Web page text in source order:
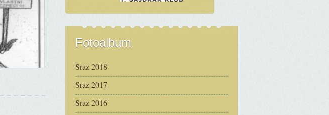
Fotoalbum
Sraz 2018
Sraz 2017
Sraz 2016